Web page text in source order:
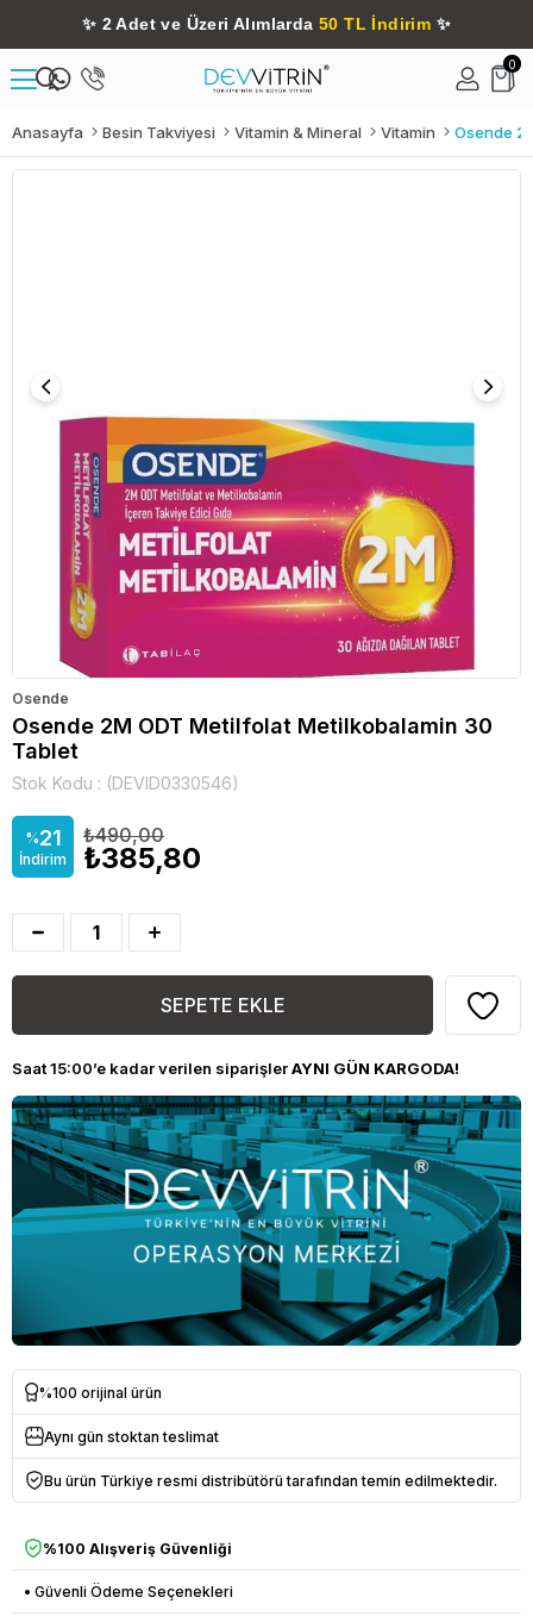
✨ 2 Adet ve Üzeri Alımlarda 50 TL İndirim ✨
0
Anasayfa Besin Takviyesi Vitamin & Mineral Vitamin Osende
Osende
Osende 2M ODT Metilfolat Metilkobalamin 30
Tablet
Stok Kodu (DEVID0330546)
%21
İndirim
₺490,00
₺385,80
Saat 15:00’e kadar verilen siparişlerAYNI GÜN KARGODA!
%100 orijinal ürün
Aynı gün stoktan teslimat
Bu ürün Türkiye resmi distribütörü tarafından temin edilmektedir.
%100 Alışveriş Güvenliği
• Güvenli Ödeme Seçenekleri